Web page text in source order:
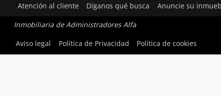
Atención al cliente Díganos qué busca Anuncie su
Inmobiliaria de Administradores Alfa
Aviso legal
Política de Privacidad Política de cookies